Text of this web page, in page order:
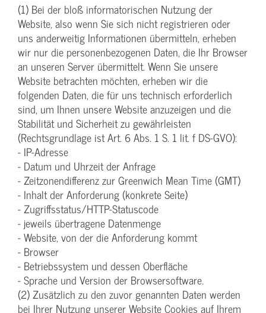
(1) Bei der bloß informatorischen Nutzung der
Website, also wenn Sie sich nicht registrieren oder
uns anderweitig Informationen übermitteln, erheben
wir nur die personenbezogenen Daten, die Ihr Browser
an unseren Server übermittelt. Wenn Sie unsere
Website betrachten möchten, erheben wir die
folgenden Daten, die für uns technisch erforderlich
sind, um Ihnen unsere Website anzuzeigen und die
Stabilität und Sicherheit zu gewährleisten
(Rechtsgrundlage ist Art. 6 Abs. 1 S. 1 lit. f DS-GVO):
- IP-Adresse
- Datum und Uhrzeit der Anfrage
- Zeitzonendifferenz zur Greenwich Mean Time (GMT)
- Inhalt der Anforderung (konkrete Seite)
- Zugriffsstatus/HTTP-Statuscode
- jeweils übertragene Datenmenge
- Website, von der die Anforderung kommt
- Browser
- Betriebssystem und dessen Oberfläche
- Sprache und Version der Browsersoftware.
(2) Zusätzlich zu den zuvor genannten Daten werden
bei Ihrer Nutzung unserer Website Cookies auf Ihrem